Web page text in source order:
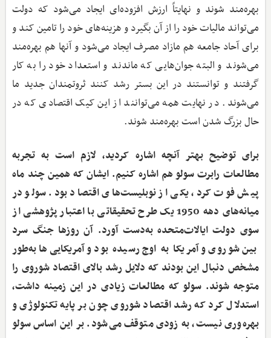
بهره‌مند شوند و نهایتاً ارزش افزوده‌ای ایجاد می‌شود که دولت
می‌تواند مالیات خود را از آن بگیرد و هزینه‌های خود را تامین کند و
برای آحاد جامعه هم مازاد مصرف ایجاد می‌شود و آنها هم بهره‌مند
می‌شوند و البته جوان‌هایی که ماندند و استعداد خود را به کار
گرفتند و توانستند در این بستر رشد کنند ثروتمندان جدید ما
می‌شوند. در نهایت همه می‌توانند از این کیک اقتصادی که در
حال بزرگ شدن است بهره‌مند شوند.
برای توضیح بهتر آنچه اشاره کردید، لازم است به تجربه
مطالعات رابرت سولو هم اشاره کنیم. ایشان که همین چند ماه
پیش فوت کرد، یکی از نوبلیست‌های اقتصاد بود. سولو در
میانه‌های دهه 1950 یک طرح تحقیقاتی با اعتبار پژوهشی از
سوی دولت ایالات‌متحده به‌دست آورد. آن روزها جنگ سرد
بین شوروی و آمریکا به اوج رسیده بود و آمریکایی‌ها به‌طور
مشخص دنبال این بودند که دلایل رشد بالای اقتصاد شوروی را
متوجه شوند. سولو که مطالعات زیادی در این زمینه داشت،
استدلال کرد که رشد اقتصاد شوروی چون بر پایه تکنولوژی و
بهره‌وری نیست، به زودی متوقف می‌شود. بر این اساس سولو